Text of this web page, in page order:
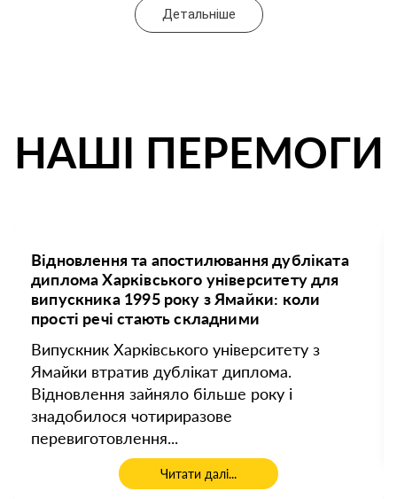
Детальніше
НАШІ ПЕРЕМОГИ
Як «Дісп'ютс» розблокували ліквідацію
підприємства, проти якого було подано
позов про стягнення заробітної плати
Колишній директор подав позов про
стягнення зарплати, щоб безстроково
заблокувати ліквідацію товариства.
Керуючий Дмитро Чугуєнко та молодший...